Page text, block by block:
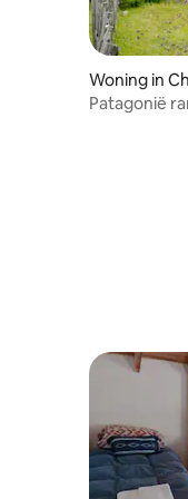
Woning in
Patagonië